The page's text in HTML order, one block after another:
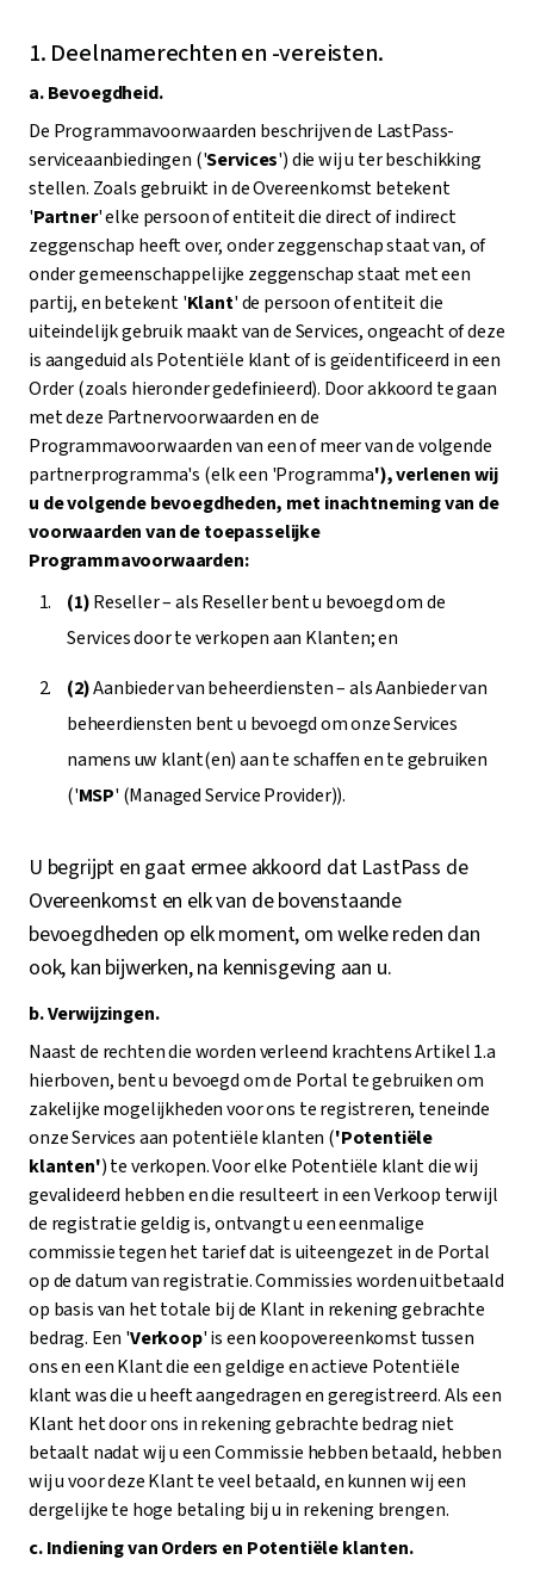
1. Deelnamerechten en -vereisten.
a. Bevoegdheid.
De Programmavoorwaarden beschrijven de LastPass-
serviceaanbiedingen ('Services') die wij u ter beschikking
stellen. Zoals gebruikt in de Overeenkomst betekent
'Partner' elke persoon of entiteit die direct of indirect
zeggenschap heeft over, onder zeggenschap staat van, of
onder gemeenschappelijke zeggenschap staat met een
partij, en betekent 'Klant' de persoon of entiteit die
uiteindelijk gebruik maakt van de Services, ongeacht of deze
is aangeduid als Potentiële klant of is geïdentificeerd in een
Order (zoals hieronder gedefinieerd). Door akkoord te gaan
met deze Partnervoorwaarden en de
Programmavoorwaarden van een of meer van de volgende
partnerprogramma's (elk een 'Programma'), verlenen wij
u de volgende bevoegdheden, met inachtneming van de
voorwaarden van de toepasselijke
Programmavoorwaarden:
(1)Reseller – als Reseller bent u bevoegd om de
Services door te verkopen aan Klanten; en
(2)Aanbieder van beheerdiensten – als Aanbieder van
beheerdiensten bent u bevoegd om onze Services
namens uw klant(en) aan te schaffen en te gebruiken
('MSP' (Managed Service Provider)).
U begrijpt en gaat ermee akkoord dat LastPass de
Overeenkomst en elk van de bovenstaande
bevoegdheden op elk moment, om welke reden dan
ook, kan bijwerken, na kennisgeving aan u.
b. Verwijzingen.
Naast de rechten die worden verleend krachtens Artikel 1.a
hierboven, bent u bevoegd om de Portal te gebruiken om
zakelijke mogelijkheden voor ons te registreren, teneinde
onze Services aan potentiële klanten ('Potentiële
klanten') te verkopen. Voor elke Potentiële klant die wij
gevalideerd hebben en die resulteert in een Verkoop terwijl
de registratie geldig is, ontvangt u een eenmalige
commissie tegen het tarief dat is uiteengezet in de Portal
op de datum van registratie. Commissies worden uitbetaald
op basis van het totale bij de Klant in rekening gebrachte
bedrag. Een 'Verkoop' is een koopovereenkomst tussen
ons en een Klant die een geldige en actieve Potentiële
klant was die u heeft aangedragen en geregistreerd. Als een
Klant het door ons in rekening gebrachte bedrag niet
betaalt nadat wij u een Commissie hebben betaald, hebben
wij u voor deze Klant te veel betaald, en kunnen wij een
dergelijke te hoge betaling bij u in rekening brengen.
c. Indiening van Orders en Potentiële klanten.